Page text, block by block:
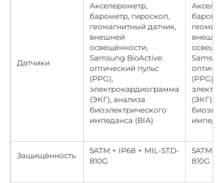
Датчики
Акселерометр,
барометр, гироскоп,
геомагнитный датчик,
внешней
освещённости,
Samsung BioActive:
оптический пульс
(PPG),
электрокардиограмма
(ЭКГ), анализа
биоэлектрического
импеданса (BIA)
(PPG),
(ЭКГ),
Защищённость
5ATM + IP68 + MIL-STD-
810G
5ATM +
810G